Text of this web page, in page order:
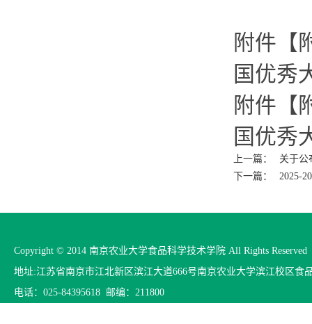
附件【
国优秀
附件【
国优秀
上一篇：
关于公
下一篇：
2025-
Copyright © 2014 南京农业大学食品科学技术学院 All Rights Reserved
地址:江苏省南京市江北新区滨江大道666号南京农业大学滨江校区食
电话：025-84395618 邮编：211800